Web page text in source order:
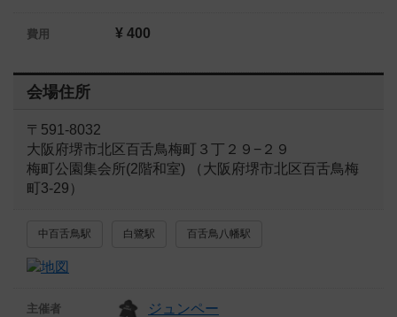
費用 ¥ 400
会場住所
〒591-8032
大阪府堺市北区百舌鳥梅町３丁２９−２９
梅町公園集会所(2階和室) （大阪府堺市北区百舌鳥梅
町3-29）
中百舌鳥駅 白鷺駅 百舌鳥八幡駅
主催者 ジュンペー